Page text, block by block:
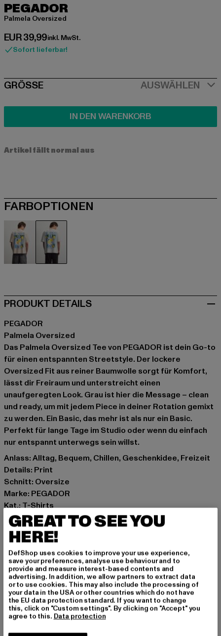
PEGADOR
Palmela Oversized
EUR 39,99
Derzeitiger Preis: EUR 39,99
inkl. MwSt.
Sofort lieferbar!
SIZE
GRÖSSE AUSWÄHLEN
IN DEN WARENKORB
Artikel fällt normal aus
FARBOPTIONEN
PRODUKT DETAILS
PEGADOR
Palmela Oversized
Das Palmela Oversized Tee von PEGADOR ist dein Go-to
für einen entspannten Streetstyle. Der lockere
Oversized Fit aus reiner Baumwolle sorgt für Komfort,
lässt dir Freiraum und unterstreicht einen
unaufgeregten Look. Grau ist hier die Message – clean
und ready, um mit jedem Piece in deiner Rotation gemixt
zu werden. Ein Basic, das mehr ist als nur ein Basic.
Perfekt für lange Tage im Studio oder wenn du einfach
nur entspannt unterwegs sein willst.
Anlass: Alltag, Bequem, Chillen, Geschenkidee, Freizeit
Details: Print
Schnitt: Oversize
Marke: PEGADOR
Kat.: T-Shirts
Farbe: grau
Hersteller Farbe: cloud grey melange
Materialzusammensetzung: 100% Baumwolle
Art.Nr: PGDR7112-23769
Hersteller: Pegador GmbH |support@pegador.com
Hollefeldstraße 16 | 48282 Emsdetten | DE
GRÖSSE & PASSFORM
GREAT TO SEE YOU
HERE!
DefShop uses cookies to improve your use experience,
save your preferences, analyse use behaviour and to
provide and measure interest-based contents and
advertising. In addition, we allow partners to extract data
or to use cookies. This may also include the processing of
your data in the USA or other countries which do not have
the EU data protection standard. If you want to change
this, click on "Custom settings". By clicking on "Accept" you
agree to this. Data protection